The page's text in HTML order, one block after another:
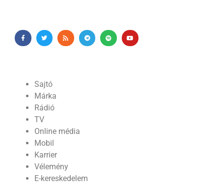
Sajtó
Márka
Rádió
TV
Online média
Mobil
Karrier
Vélemény
E-kereskedelem